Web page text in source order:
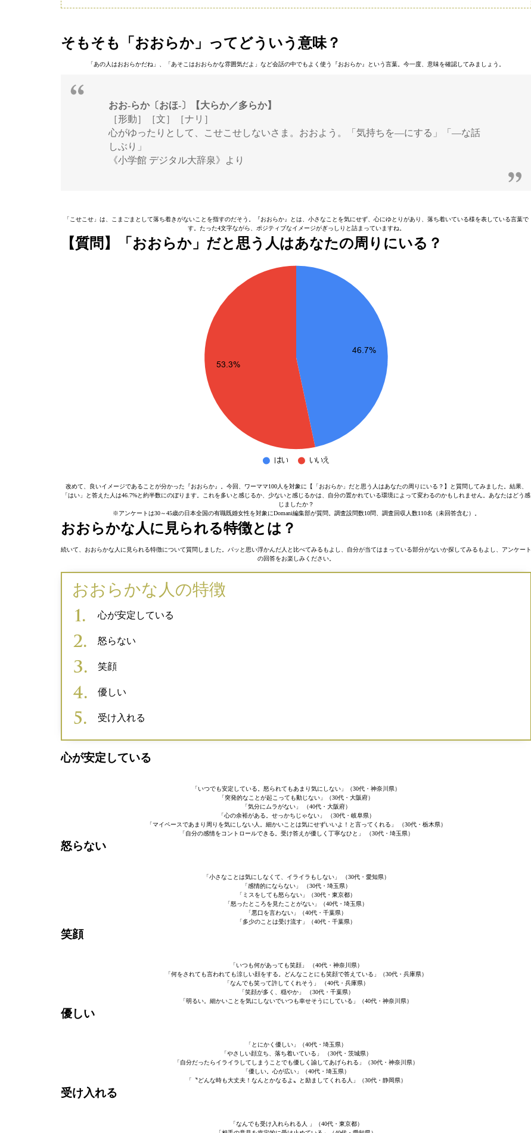
そもそも「おおらか」ってどういう意味？
「あの人はおおらかだね」、「あそこはおおらかな雰囲気だよ」など会話の中でもよく使う『おおらか』という言葉。今一度、意味を確認してみましょう。
おお‐らか〔おほ‐〕【大らか／多らか】
［形動］［文］［ナリ］
心がゆったりとして、こせこせしないさま。おおよう。「気持ちを—にする」「—な話
しぶり」
《小学館 デジタル大辞泉》より
「こせこせ」は、こまごまとして落ち着きがないことを指すのだそう。『おおらか』とは、小さなことを気にせず、心にゆとりがあり、落ち着いている様を表している言葉で
す。たった4文字ながら、ポジティブなイメージがぎっしりと詰まっていますね。
【質問】「おおらか」だと思う人はあなたの周りにいる？
改めて、良いイメージであることが分かった『おおらか』。今回、ワーママ100人を対象に【「おおらか」だと思う人はあなたの周りにいる？】と質問してみました。結果、
「はい」と答えた人は46.7%と約半数にのぼります。これを多いと感じるか、少ないと感じるかは、自分の置かれている環境によって変わるのかもしれません。あなたはどう感
じましたか？
※アンケートは30～45歳の日本全国の有職既婚女性を対象にDomani編集部が質問。調査設問数10問、調査回収人数110名（未回答含む）。
おおらかな人に見られる特徴とは？
続いて、おおらかな人に見られる特徴について質問しました。パッと思い浮かんだ人と比べてみるもよし、自分が当てはまっている部分がないか探してみるもよし、アンケート
の回答をお楽しみください。
おおらかな人の特徴
心が安定している
怒らない
笑顔
優しい
受け入れる
心が安定している
「いつでも安定している。怒られてもあまり気にしない」（30代・神奈川県）
「突発的なことが起こっても動じない」（30代・大阪府）
「気分にムラがない」 （40代・大阪府）
「心の余裕がある。せっかちじゃない」 （30代・岐阜県）
「マイペースであまり周りを気にしない人。細かいことは気にせずいいよ！と言ってくれる」 （30代・栃木県）
「自分の感情をコントロールできる。受け答えが優しく丁寧なひと」 （30代・埼玉県）
怒らない
「小さなことは気にしなくて、イライラもしない」 （30代・愛知県）
「感情的にならない」 （30代・埼玉県）
「ミスをしても怒らない」（30代・東京都）
「怒ったところを見たことがない」（40代・埼玉県）
「悪口を言わない」（40代・千葉県）
「多少のことは受け流す」（40代・千葉県）
笑顔
「いつも何があっても笑顔」 （40代・神奈川県）
「何をされても言われても涼しい顔をする。どんなことにも笑顔で答えている」（30代・兵庫県）
「なんでも笑って許してくれそう」 （40代・兵庫県）
「笑顔が多く、穏やか」 （30代・千葉県）
「明るい。細かいことを気にしないでいつも幸せそうにしている」（40代・神奈川県）
優しい
「とにかく優しい」（40代・埼玉県）
「やさしい顔立ち、落ち着いている」 （30代・茨城県）
「自分だったらイライラしてしまうことでも優しく諭してあげられる」（30代・神奈川県）
「優しい。心が広い」（40代・埼玉県）
「〝どんな時も大丈夫！なんとかなるよ〟と励ましてくれる人」（30代・静岡県）
受け入れる
「なんでも受け入れられる人 」（40代・東京都）